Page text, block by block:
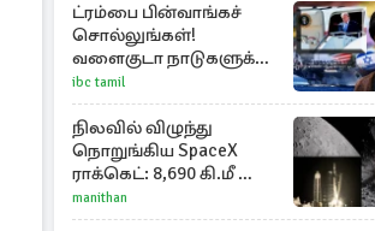
ட்ரம்பை பின்வாங்கச்
சொல்லுங்கள்!
வளைகுடா நாடுகளுக்கு
ஈரான் தாக்குதல்
எச்சரிக்கை
ibc tamil
நிலவில் விழுந்து
நொறுங்கிய SpaceX
ராக்கெட்: 8,690 கி.மீ வேக
மோதலால் உருவான
புதிய பள்ளம்!
manithan